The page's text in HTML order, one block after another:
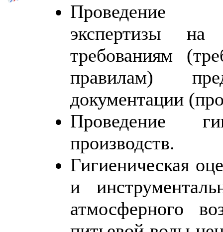
Проведение
экспертизы на
требованиям
правилам)
документации
Проведение
производств.
Гигиеническая
и
атмосферного